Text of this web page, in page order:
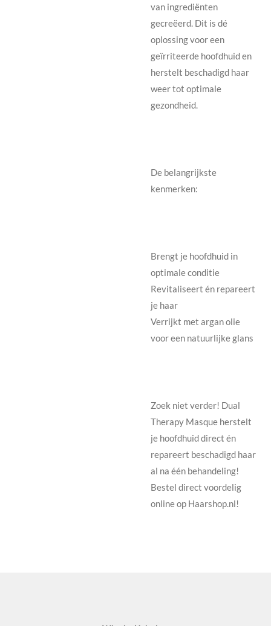
van ingrediënten
gecreëerd. Dit is dé
oplossing voor een
geïrriteerde hoofdhuid en
herstelt beschadigd haar
weer tot optimale
gezondheid.
De belangrijkste
kenmerken:
Brengt je hoofdhuid in
optimale conditie
Revitaliseert én repareert
je haar
Verrijkt met argan olie
voor een natuurlijke glans
Zoek niet verder! Dual
Therapy Masque herstelt
je hoofdhuid direct én
repareert beschadigd haar
al na één behandeling!
Bestel direct voordelig
online op Haarshop.nl!